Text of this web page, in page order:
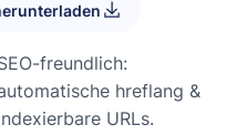
freundlich:
hreflang &
URLs.